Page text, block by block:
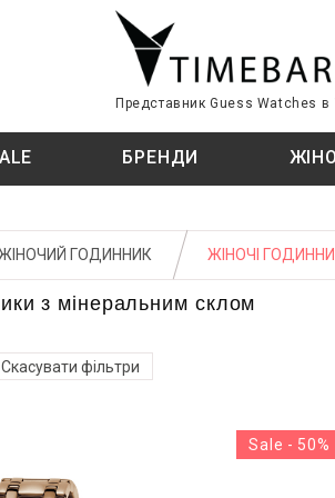
Представник Guess Watches в
БРЕНДИ
T
W
ТИП
ТИП
ГОДИННИК ЖІНОЧІ
з мінеральним склом
Скасувати фільтри
Sale - 50%